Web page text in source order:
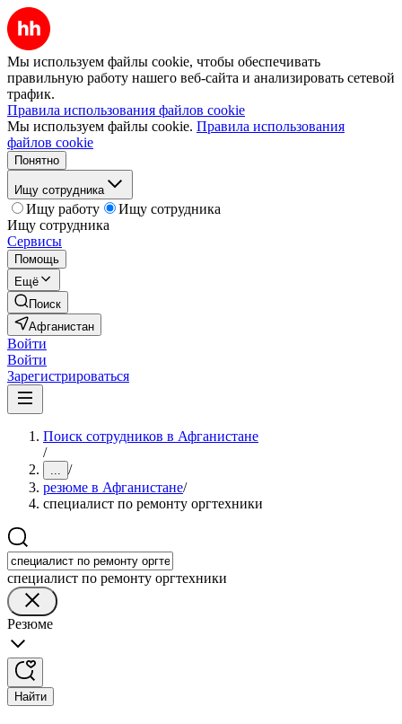
Мы используем файлы cookie, чтобы обеспечивать
правильную работу нашего веб-сайта и анализировать сетевой
трафик.
Правила использования файлов cookie
Мы используем файлы cookie. Правила использования
файлов cookie
Понятно
Ищу сотрудника
Ищу работу
Ищу сотрудника
Ищу сотрудника
Сервисы
Помощь
Ещё
Поиск
Афганистан
Войти
Войти
Зарегистрироваться
Поиск сотрудников в Афганистане
/
... /
резюме в Афганистане/
специалист по ремонту оргтехники
специалист по ремонту оргтехники
Резюме
Найти